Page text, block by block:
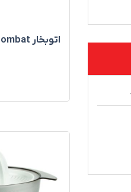
اتوبخار Combat (کامبت) سایا